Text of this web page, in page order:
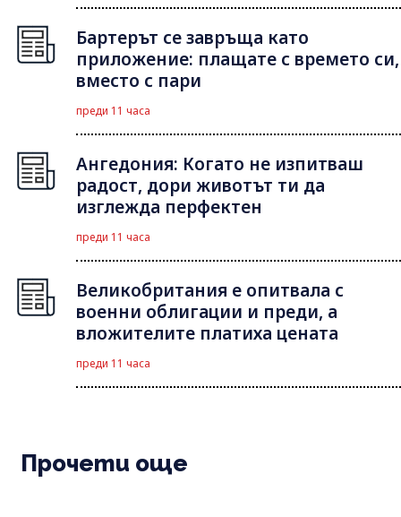
Бартерът се завръща като
приложение: плащате с времето си,
вместо с пари
преди 11 часа
Ангедония: Когато не изпитваш
радост, дори животът ти да
изглежда перфектен
преди 11 часа
Великобритания е опитвала с
военни облигации и преди, а
вложителите платиха цената
преди 11 часа
Прочети още